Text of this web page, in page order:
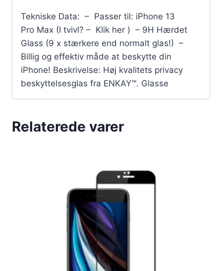
Tekniske Data: – Passer til: iPhone 13
Pro Max (I tvivl? – Klik her ) – 9H Hærdet
Glass (9 x stærkere end normalt glas!) –
Billig og effektiv måde at beskytte din
iPhone! Beskrivelse: Høj kvalitets privacy
beskyttelsesglas fra ENKAY™. Glasse
Relaterede varer